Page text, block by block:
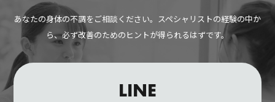
あなたの身体の不調をご相談ください。スペシャリストの経験の中か
ら、必ず改善のためのヒントが得られるはずです。
LINE